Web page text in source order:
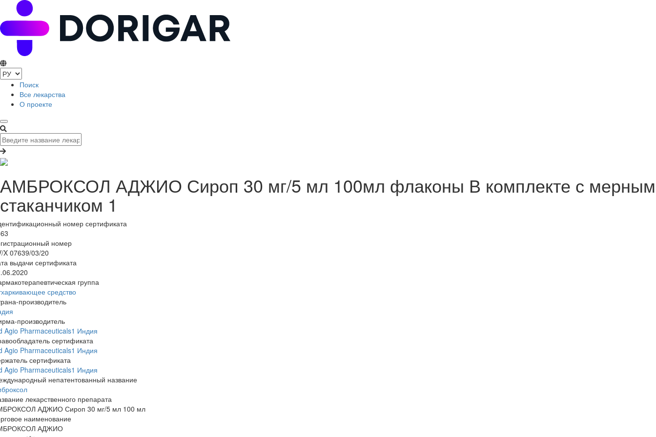
Поиск
Все лекарства
О проекте
АМБРОКСОЛ АДЖИО Сироп 30 мг/5 мл 100мл флаконы В комплекте с мерным
стаканчиком 1
номер сертификата
номер
X 07639/03/20
выдачи сертификата
группа
средство
производитель
производитель
Agio Pharmaceuticals1 Индия
сертификата
Agio Pharmaceuticals1 Индия
сертификата
Agio Pharmaceuticals1 Индия
непатентованный название
лекарственного препарата
АДЖИО Сироп 30 мг/5 мл 100 мл
наименование
АДЖИО